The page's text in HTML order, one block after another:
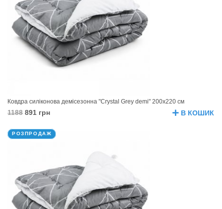
Ковдра силіконова демісезонна "Crystal Grey demi" 200х220 см
1188 891 грн В КОШИК
РОЗПРОДАЖ